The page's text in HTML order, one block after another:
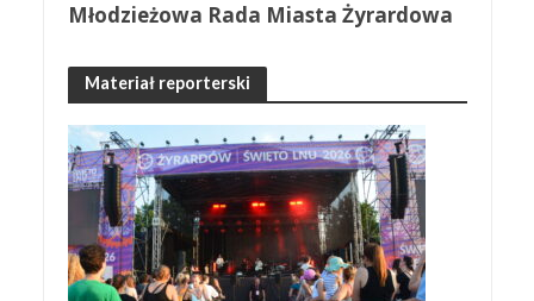
Młodzieżowa Rada Miasta Żyrardowa
Materiał reporterski